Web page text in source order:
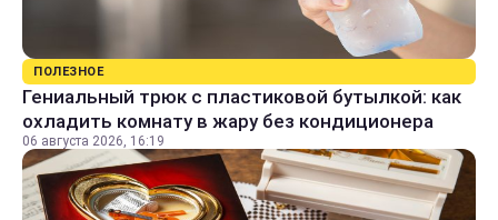
ПОЛЕЗНОЕ
Гениальный трюк с пластиковой бутылкой: как
охладить комнату в жару без кондиционера
06 августа 2026, 16:19